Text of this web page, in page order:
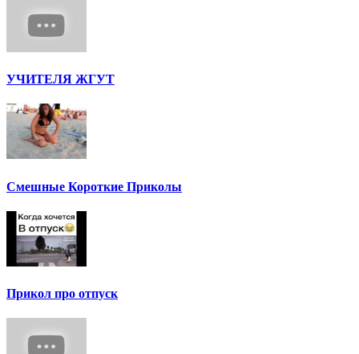
УЧИТЕЛЯ ЖГУТ
Смешные Короткие Приколы
Прикол про отпуск